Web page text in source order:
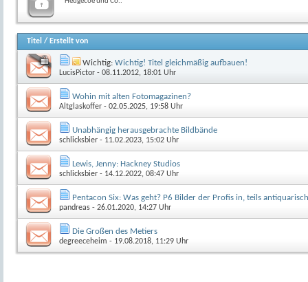
Titel / Erstellt von
Wichtig: Wichtig! Titel gleichmäßig aufbauen!
LucisPictor - 08.11.2012, 18:01 Uhr
Wohin mit alten Fotomagazinen?
Altglaskoffer - 02.05.2025, 19:58 Uhr
Unabhängig herausgebrachte Bildbände
schlicksbier - 11.02.2023, 15:02 Uhr
Lewis, Jenny: Hackney Studios
schlicksbier - 14.12.2022, 08:47 Uhr
Pentacon Six: Was geht? P6 Bilder der Profis in, teils
pandreas - 26.01.2020, 14:27 Uhr
Die Großen des Metiers
degreeceheim - 19.08.2018, 11:29 Uhr